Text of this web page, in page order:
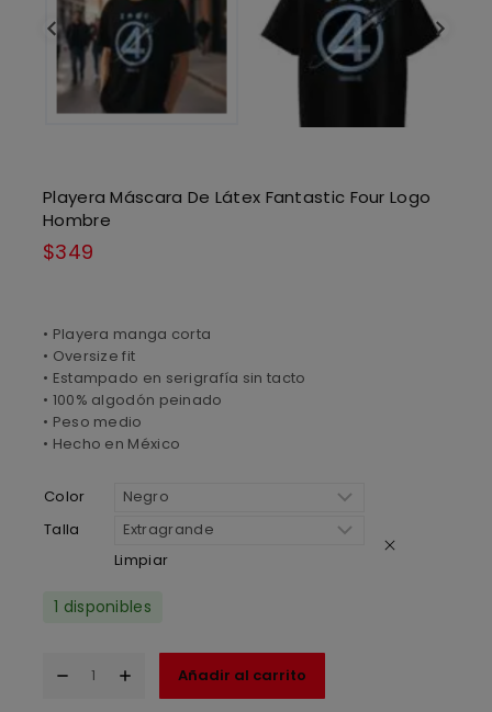
Playera Máscara De Látex Fantastic Four Logo
Hombre
$349
• Playera manga corta
• Oversize fit
• Estampado en serigrafía sin tacto
• 100% algodón peinado
• Peso medio
• Hecho en México
Color
Talla
Limpiar
1 disponibles
Añadir al carrito